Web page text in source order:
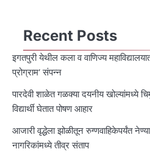
Recent Posts
इगतपुरी येथील कला व वाणिज्य
प्रोग्राम’ संपन्न
पारदेवी शाळेत गळक्या दयनीय खोल्यांमध्ये
विद्यार्थी घेतात पोषण आहार
आजारी वृद्धेला झोळीतून रुग्णवाहिकेपर्यंत
नागरिकांमध्ये तीव्र संताप